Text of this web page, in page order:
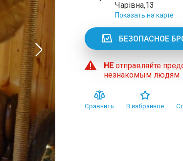
Чарівна,13
Показать на карте
БЕЗОПАСНОЕ
НЕотправляйте
незнакомым людям
Сравнить В избранное